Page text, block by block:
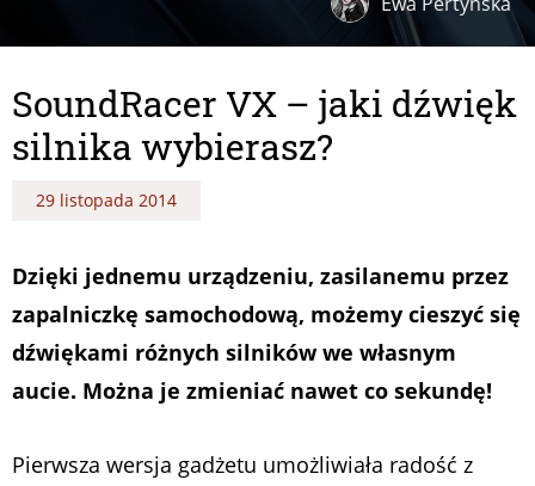
SoundRacer VX – jaki dźwięk
silnika wybierasz?
29 listopada 2014
Dzięki jednemu urządzeniu, zasilanemu przez
zapalniczkę samochodową, możemy cieszyć się
dźwiękami różnych silników we własnym
aucie. Można je zmieniać nawet co sekundę!
Pierwsza wersja gadżetu umożliwiała radość z